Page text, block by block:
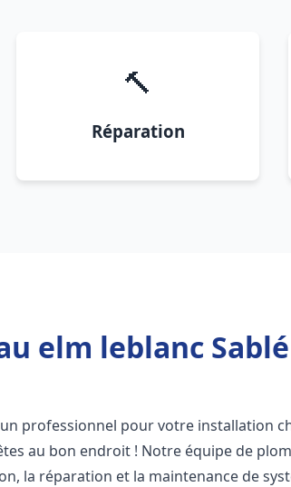
🔨
Réparation
elm leblanc
professionnel pour votre installation
au bon endroit ! Notre équipe de
la réparation et la maintenance de